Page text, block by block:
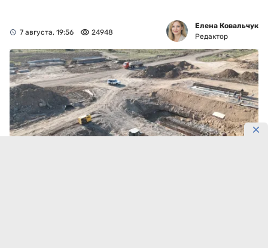
7 августа, 19:56 24948
Елена Ковальчук
Редактор